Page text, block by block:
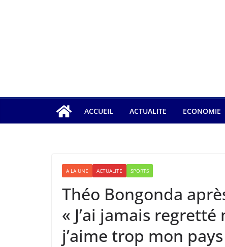
ACCUEIL ACTUALITE ECONOMIE
A LA UNE ACTUALITE SPORTS
Théo Bongonda
« J’ai jamais
j’aime trop mon